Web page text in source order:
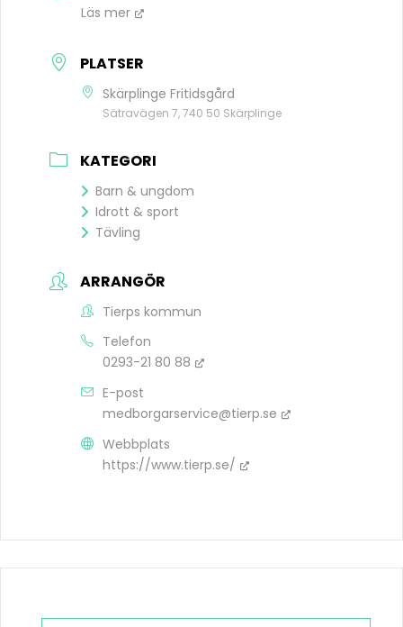
Läs mer
PLATSER
Skärplinge Fritidsgård
Sätravägen 7, 740 50 Skärplinge
KATEGORI
Barn & ungdom
Idrott & sport
Tävling
ARRANGÖR
Tierps kommun
Telefon
0293-21 80 88
E-post
medborgarservice@tierp.se
Webbplats
https://www.tierp.se/